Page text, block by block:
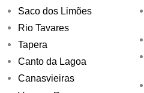
Saco dos Limões
Rio Tavares
Tapera
Canto da Lagoa
Canasvieiras